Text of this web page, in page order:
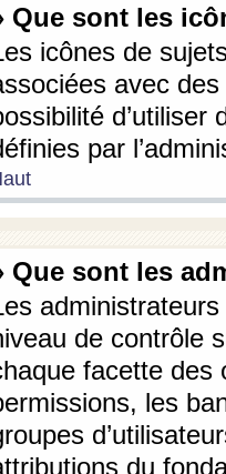
Que sont les
icônes de
avec
d’utiliser
par
Que sont les
de contrôle
facette des
les
du